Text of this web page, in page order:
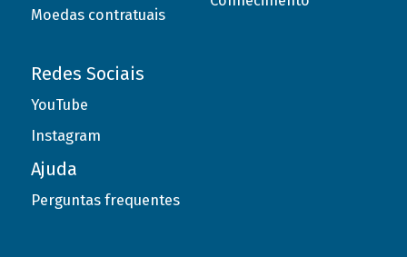
Moedas contratuais
Redes Sociais
YouTube
Instagram
Ajuda
Perguntas frequentes